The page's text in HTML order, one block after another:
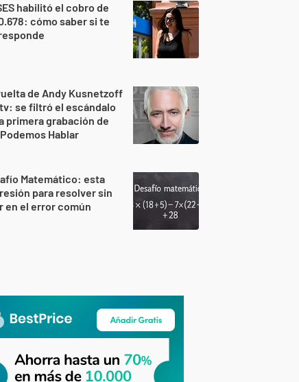
habilitó el cobro de
cómo saber si te
de Andy Kusnetzoff
se filtró el escándalo
primera grabación de
Hablar
Matemático: esta
para resolver sin
en el error común